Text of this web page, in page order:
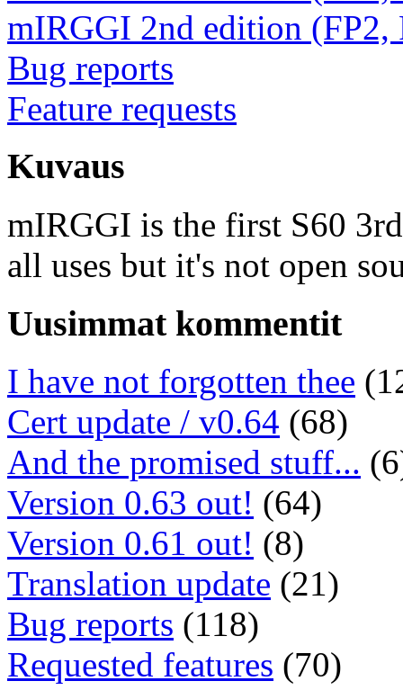
mIRGGI 2nd edition (FP2,
Bug reports
Feature requests
Kuvaus
mIRGGI is the first S60
all uses but it's not open
Uusimmat kommentit
I have not forgotten thee
Cert update / v0.64 (68)
And the promised stuff...
Version 0.63 out! (64)
Version 0.61 out! (8)
Translation update (21)
Bug reports (118)
Requested features (70)